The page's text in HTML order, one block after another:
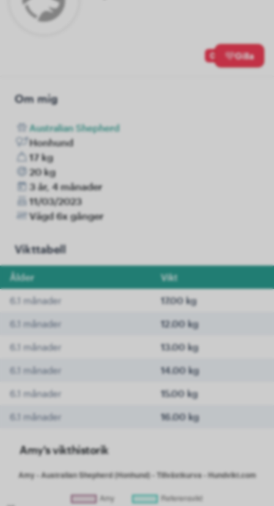
0 Gilla
Om mig
Australian Shepherd
Honhund
17 kg
20 kg
3 år, 4 månader
11/03/2023
Vägd 6x gånger
Vikttabell
Ålder Vikt
6.1 månader 17.00 kg
6.1 månader 12.00 kg
6.1 månader 13.00 kg
6.1 månader 14.00 kg
6.1 månader 15.00 kg
6.1 månader 16.00 kg
Amy's vikthistorik